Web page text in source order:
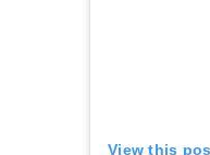
View this